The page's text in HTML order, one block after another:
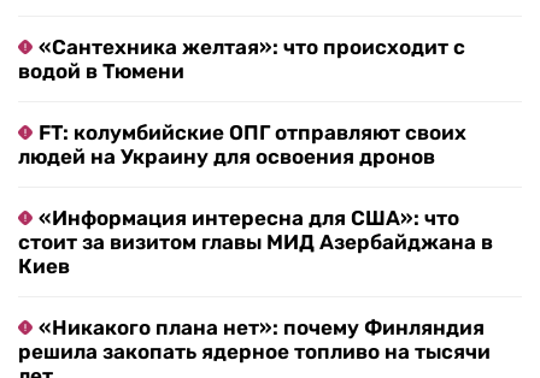
«Сантехника желтая»: что происходит с
водой в Тюмени
FT: колумбийские ОПГ отправляют своих
людей на Украину для освоения дронов
«Информация интересна для США»: что
стоит за визитом главы МИД Азербайджана в
Киев
«Никакого плана нет»: почему Финляндия
решила закопать ядерное топливо на тысячи